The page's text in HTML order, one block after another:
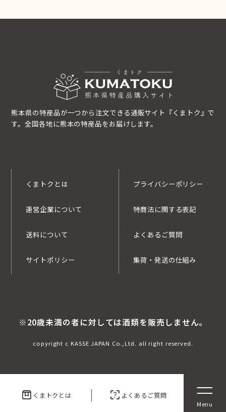
box くまトクとは indeterminate_question_box よくあるご質問
熊本県の特産品が一つから注文できる通販サイト『くまトク』で
す。全国各地に熊本の特産品をお届けします。
くまトクとは
運営企業について
送料について
サイトポリシー
プライバシーポリシー
特商法に関する表記
よくあるご質問
集荷・発送の仕組み
※20歳未満の者に対しては酒類を販売しません。
copyright c KASSE JAPAN Co.,Ltd. all right reserved.